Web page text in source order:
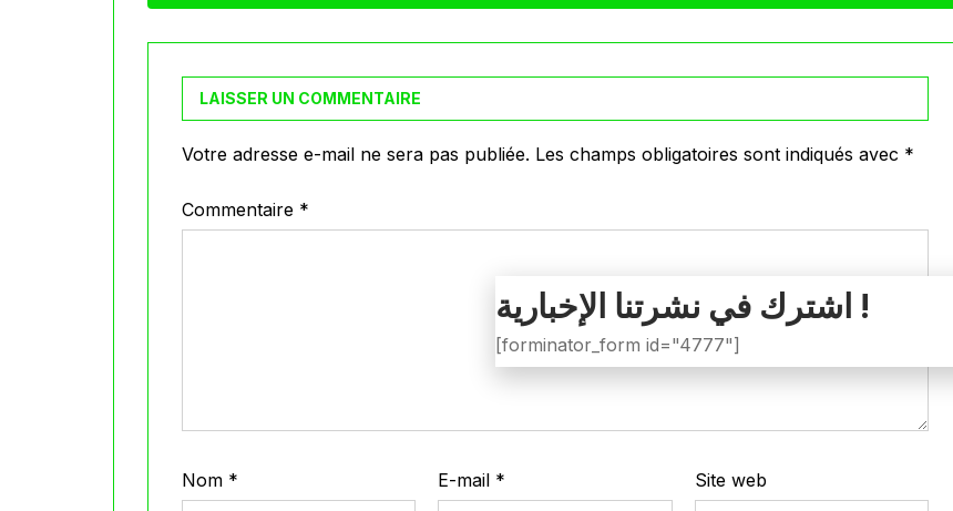
LAISSER UN COMMENTAIRE
Votre adresse e-mail ne sera pas publiée. Les champs obligatoires sont indiqués avec *
Commentaire *
Nom * E-mail * Site web
اشترك في نشرتنا الإخبارية !
[forminator_form id="4777"]